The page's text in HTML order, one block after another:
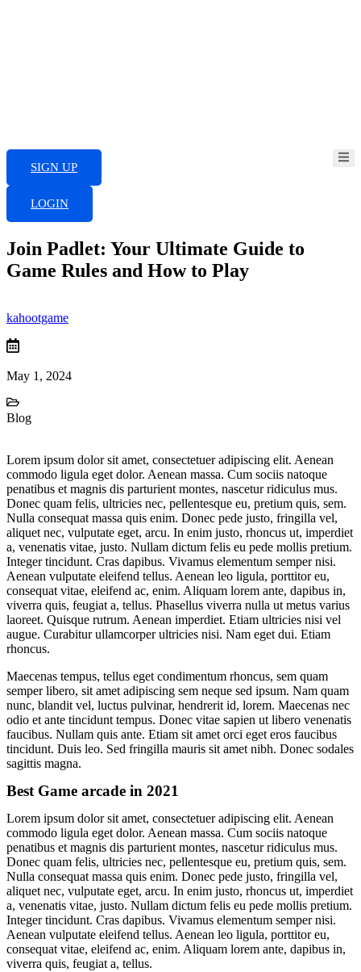
SIGN UP
LOGIN
Join Padlet: Your Ultimate Guide to
Game Rules and How to Play
kahootgame
May 1, 2024
Blog
Lorem ipsum dolor sit amet, consectetuer adipiscing elit. Aenean
commodo ligula eget dolor. Aenean massa. Cum sociis natoque
penatibus et magnis dis parturient montes, nascetur ridiculus mus.
Donec quam felis, ultricies nec, pellentesque eu, pretium quis, sem.
Nulla consequat massa quis enim. Donec pede justo, fringilla vel,
aliquet nec, vulputate eget, arcu. In enim justo, rhoncus ut, imperdiet
a, venenatis vitae, justo. Nullam dictum felis eu pede mollis pretium.
Integer tincidunt. Cras dapibus. Vivamus elementum semper nisi.
Aenean vulputate eleifend tellus. Aenean leo ligula, porttitor eu,
consequat vitae, eleifend ac, enim. Aliquam lorem ante, dapibus in,
viverra quis, feugiat a, tellus. Phasellus viverra nulla ut metus varius
laoreet. Quisque rutrum. Aenean imperdiet. Etiam ultricies nisi vel
augue. Curabitur ullamcorper ultricies nisi. Nam eget dui. Etiam
rhoncus.
Maecenas tempus, tellus eget condimentum rhoncus, sem quam
semper libero, sit amet adipiscing sem neque sed ipsum. Nam quam
nunc, blandit vel, luctus pulvinar, hendrerit id, lorem. Maecenas nec
odio et ante tincidunt tempus. Donec vitae sapien ut libero venenatis
faucibus. Nullam quis ante. Etiam sit amet orci eget eros faucibus
tincidunt. Duis leo. Sed fringilla mauris sit amet nibh. Donec sodales
sagittis magna.
Best Game arcade in 2021
Lorem ipsum dolor sit amet, consectetuer adipiscing elit. Aenean
commodo ligula eget dolor. Aenean massa. Cum sociis natoque
penatibus et magnis dis parturient montes, nascetur ridiculus mus.
Donec quam felis, ultricies nec, pellentesque eu, pretium quis, sem.
Nulla consequat massa quis enim. Donec pede justo, fringilla vel,
aliquet nec, vulputate eget, arcu. In enim justo, rhoncus ut, imperdiet
a, venenatis vitae, justo. Nullam dictum felis eu pede mollis pretium.
Integer tincidunt. Cras dapibus. Vivamus elementum semper nisi.
Aenean vulputate eleifend tellus. Aenean leo ligula, porttitor eu,
consequat vitae, eleifend ac, enim. Aliquam lorem ante, dapibus in,
viverra quis, feugiat a, tellus.